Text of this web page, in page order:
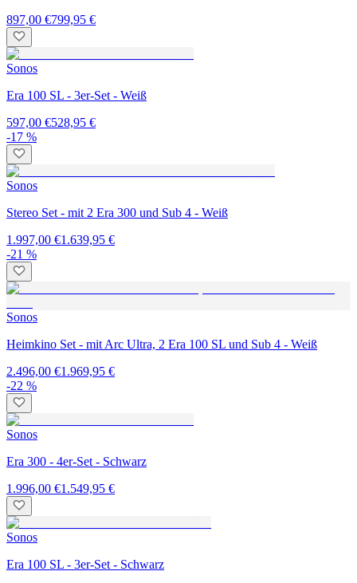
897,00 €799,95 €
Sonos
Era 100 SL - 3er-Set - Weiß
597,00 €528,95 €
-17 %
Sonos
Stereo Set - mit 2 Era 300 und Sub 4 - Weiß
1.997,00 €1.639,95 €
-21 %
Sonos
Heimkino Set - mit Arc Ultra, 2 Era 100 SL und Sub 4 - Weiß
2.496,00 €1.969,95 €
-22 %
Sonos
Era 300 - 4er-Set - Schwarz
1.996,00 €1.549,95 €
Sonos
Era 100 SL - 3er-Set - Schwarz